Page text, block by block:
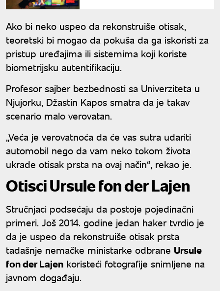
Ako bi neko uspeo da rekonstruiše otisak,
teoretski bi mogao da pokuša da ga iskoristi za
pristup uređajima ili sistemima koji koriste
biometrijsku autentifikaciju.
Profesor sajber bezbednosti sa Univerziteta u
Njujorku, Džastin Kapos smatra da je takav
scenario malo verovatan.
„Veća je verovatnoća da će vas sutra udariti
automobil nego da vam neko tokom života
ukrade otisak prsta na ovaj način“, rekao je.
Otisci Ursule fon der Lajen
Stručnjaci podsećaju da postoje pojedinačni
primeri. Još 2014. godine jedan haker tvrdio je
da je uspeo da rekonstruiše otisak prsta
tadašnje nemačke ministarke odbrane Ursule
fon der Lajen koristeći fotografije snimljene na
javnom događaju.